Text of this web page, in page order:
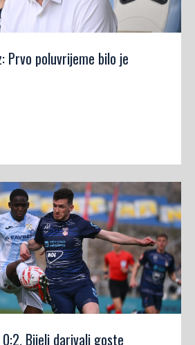
Prvo poluvrijeme bilo je
Bijeli darivali goste